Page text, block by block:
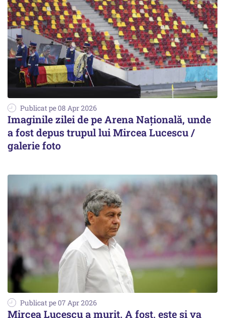
Publicat pe 08 Apr 2026
Imaginile zilei de pe Arena Națională, unde
a fost depus trupul lui Mircea Lucescu /
galerie foto
Publicat pe 07 Apr 2026
Mircea Lucescu a murit. A fost, este și va